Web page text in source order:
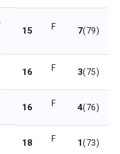
15 F 7(79)
16 F 3(75)
16 F 4(76)
18 F 1(73)